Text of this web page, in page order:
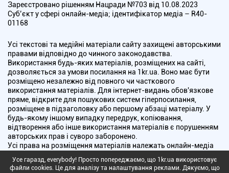
Зареєстровано рішенням Нацради №703 від 10.08.2023
Cуб’єкт у сфері онлайн-медіа; ідентифікатор медіа – R40-
01168
Усі текстові та медійні матеріали сайту захищені авторськими
правами відповідно до чинного законодавства.
Використання будь-яких матеріалів, розміщених на сайті,
дозволяється за умови посилання на 1kr.ua. Воно має бути
розміщено незалежно від повного чи часткового
використання матеріалів. Для інтернет-видань обов'язкове
пряме, відкрите для пошукових систем гіперпосилання,
розміщене в підзаголовку або першому абзаці матеріалу. У
будь-якому іншому випадку передрук, копіювання,
відтворення або інше використання матеріалів є порушенням
авторських прав і суворо заборонено.
Усі права на розміщення матеріалів належать онлайн-медіа
радою України з питань телебачення і радіомовлення.
Усе гаразд, everybody! Просто попереджаємо, що 1kr.ua використовує
файли cookies. Це для аналізу та налаштування реклами. Дякуємо, що